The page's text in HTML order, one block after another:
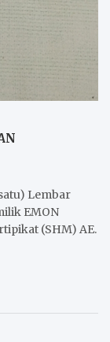
Lembar
EMON
(SHM) AE.